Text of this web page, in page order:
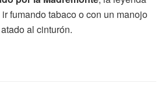
fumando tabaco o con un manojo
al cinturón.